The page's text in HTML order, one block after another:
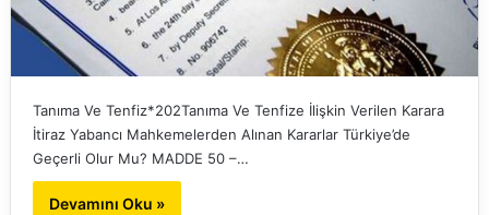
Tanıma Ve Tenfiz*202Tanıma Ve Tenfize İlişkin Verilen Karara
İtiraz Yabancı Mahkemelerden Alınan Kararlar Türkiye’de
Geçerli Olur Mu? MADDE 50 –…
Devamını Oku »